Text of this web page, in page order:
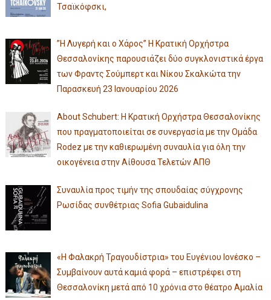
Τσαϊκόφσκι,
”Η Λυγερή και ο Χάρος” Η Κρατική Ορχήστρα
Θεσσαλονίκης παρουσιάζει δύο συγκλονιστικά έργα
των Φραντς Σούμπερτ και Νίκου Σκαλκώτα την
Παρασκευή 23 Ιανουαρίου 2026
About Schubert: Η Κρατική Ορχήστρα Θεσσαλονίκης
που πραγματοποιείται σε συνεργασία με την Ομάδα
Rodez με την καθιερωμένη συναυλία για όλη την
οικογένεια στην Αίθουσα Τελετών ΑΠΘ
Συναυλία προς τιμήν της σπουδαίας σύγχρονης
Ρωσίδας συνθέτριας Sofia Gubaidulina
«Η Φαλακρή Τραγουδίστρια» του Ευγένιου Ιονέσκο –
Συμβαίνουν αυτά καμιά φορά – επιστρέφει στη
Θεσσαλονίκη μετά από 10 χρόνια στο θέατρο Αμαλία